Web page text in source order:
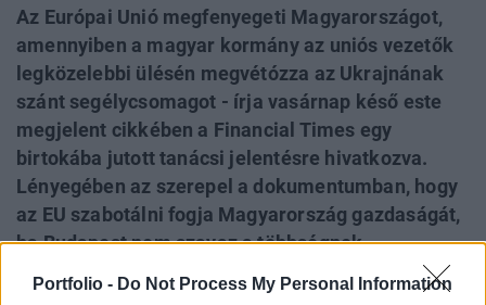
Portfolio - Do Not Process My Personal Information
Az Európai Unió megfenyegeti Magyarországot,
amennyiben a magyar kormány az uniós vezetők
legközelebbi ülésén megvétózza az Ukrajnának
szánt segélycsomagot - írja vasárnap késő este
megjelent cikkében a Financial Times egy
birtokába jutott tanácsi jelentésre hivatkozva.
Lényegében az szerepel a dokumentumban, hogy
az EU szabotálni fogja Magyarország gazdaságát,
ha Budapest nem szavaz a többségnek
megfelelően. Ezt a hazánknak járó uniós források
visszatartásával érné el, ami az anyag szerint